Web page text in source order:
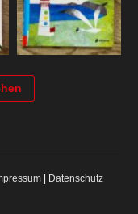
| Datenschutz